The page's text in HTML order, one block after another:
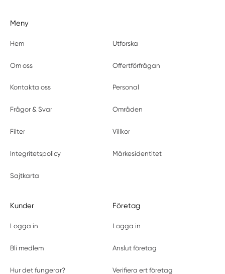
Meny
Hem Utforska
Om oss Offertförfrågan
Kontakta oss Personal
Frågor & Svar Områden
Filter Villkor
Integritetspolicy Märkesidentitet
Sajtkarta
Kunder
Logga in
Bli medlem
Hur det fungerar?
Företag
Logga in
Anslut företag
Verifiera ert företag